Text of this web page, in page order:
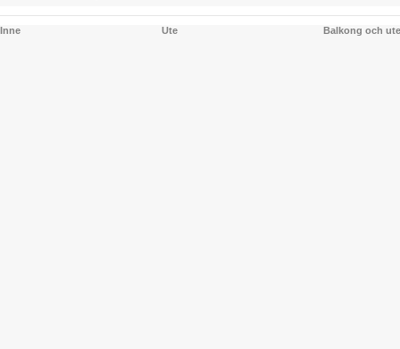
Inne Ute Balkong och